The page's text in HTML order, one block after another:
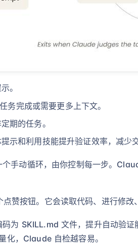
。
务完成或需要更多上下文。
期的任务。
示和利用技能提升验证效率，减少
手动循环，由你控制每一步。
赞按钮。它会读取代码、进行修改
为 SKILL.md 文件，提升自动验
化，Claude 自检越容易。